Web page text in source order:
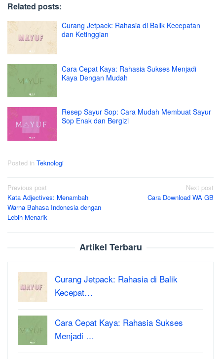
Related posts:
Curang Jetpack: Rahasia di Balik Kecepatan
dan Ketinggian
Cara Cepat Kaya: Rahasia Sukses Menjadi
Kaya Dengan Mudah
Resep Sayur Sop: Cara Mudah Membuat Sayur
Sop Enak dan Bergizi
Posted in Teknologi
Post
navigation
Previous post
Kata Adjectives: Menambah
Warna Bahasa Indonesia dengan
Lebih Menarik
Next post
Cara Download WA GB
Artikel Terbaru
Curang Jetpack: Rahasia di Balik
Kecepat…
Cara Cepat Kaya: Rahasia Sukses
Menjadi …